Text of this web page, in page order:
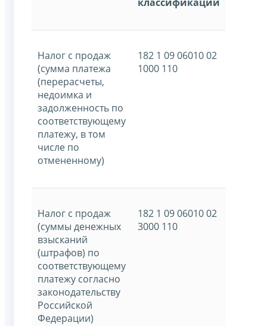
Налог с продаж
(сумма платежа
(перерасчеты,
недоимка и
задолженность по
соответствующему
платежу, в том
числе по
отмененному)
182 1 09 06010 02
1000 110
Налог с продаж
(суммы денежных
взысканий
(штрафов) по
соответствующему
платежу согласно
законодательству
Российской
Федерации)
182 1 09 06010 02
3000 110